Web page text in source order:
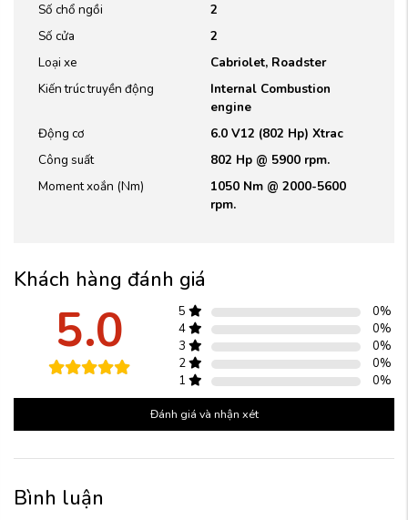
Số chổ ngồi
2
Số cửa
2
Loại xe
Cabriolet, Roadster
Kiến trúc truyền động
Internal Combustion
engine
Động cơ
6.0 V12 (802 Hp) Xtrac
Công suất
802 Hp @ 5900 rpm.
Moment xoắn (Nm)
1050 Nm @ 2000-5600
rpm.
Khách hàng đánh giá
5.0 5 0%
4
0%
3
0%
2
0%
1
0%
Đánh giá và nhận xét
Bình luận